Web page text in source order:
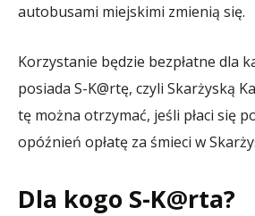
autobusami miejskimi zmienią się.
Korzystanie będzie bezpłatne dla
posiada S-K@rtę, czyli Skarżyską
tę można otrzymać, jeśli płaci się
opóźnień opłatę za śmieci w
Dla kogo S-K@rta?